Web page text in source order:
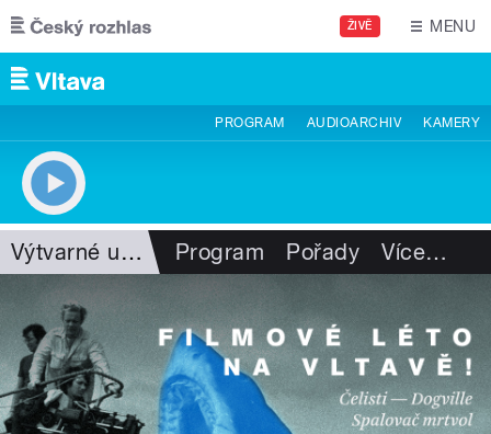
Přejít k hlavnímu obsahu
ŽIVĚ MENU
PROGRAM AUDIOARCHIV KAMERY
Výtvarné umění Program Pořady Více…